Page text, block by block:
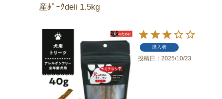
産ﾎﾟｰｸdeli 1.5kg
購入者
投稿日 2025/10/23